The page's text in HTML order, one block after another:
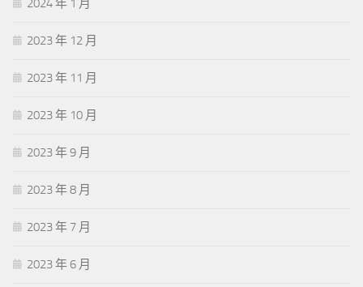
2024 年 1 月
2023 年 12 月
2023 年 11 月
2023 年 10 月
2023 年 9 月
2023 年 8 月
2023 年 7 月
2023 年 6 月